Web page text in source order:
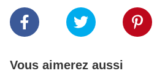
Vous aimerez aussi